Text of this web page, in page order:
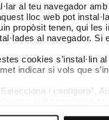
al teu navegador
lloc web pot
propòsit tenen, qui les
al navegador. Si
cookies s’instal·lin
indicar si vols que
i configura”.